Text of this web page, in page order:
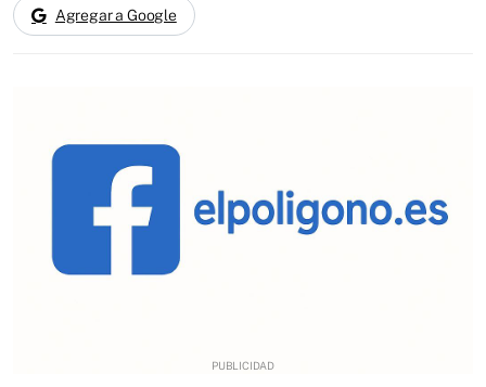
Agregar a Google